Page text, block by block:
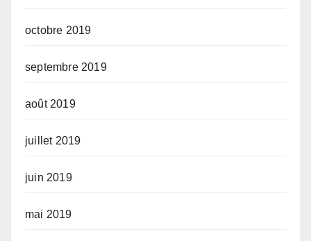
octobre 2019
septembre 2019
août 2019
juillet 2019
juin 2019
mai 2019